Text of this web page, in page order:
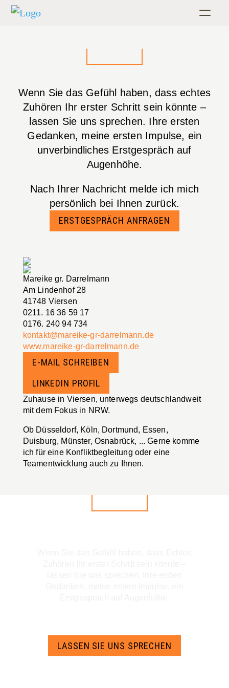
Menu
Wenn Sie das Gefühl haben, dass echtes
Zuhören Ihr erster Schritt sein könnte –
lassen Sie uns sprechen. Ihre ersten
Gedanken, meine ersten Impulse, ein
unverbindliches Erstgespräch auf
Augenhöhe.
Nach Ihrer Nachricht melde ich mich
persönlich bei Ihnen zurück.
ERSTGESPRÄCH ANFRAGEN
Mareike gr. Darrelmann
Am Lindenhof 28
41748 Viersen
0211. 16 36 59 17
0176. 240 94 734
kontakt@mareike-gr-darrelmann.de
www.mareike-gr-darrelmann.de
E-MAIL SCHREIBEN
LINKEDIN PROFIL
Zuhause in Viersen, unterwegs deutschlandweit
mit dem Fokus in NRW.
Ob Düsseldorf, Köln, Dortmund, Essen,
Duisburg, Münster, Osnabrück, ... Gerne komme
ich für eine Konfliktbegleitung oder eine
Teamentwicklung auch zu Ihnen.
LASSEN SIE UNS SPRECHEN